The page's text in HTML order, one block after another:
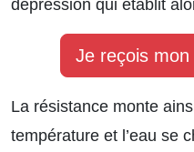
dépression qui établit
Je reçois
La résistance monte
température et l’eau se